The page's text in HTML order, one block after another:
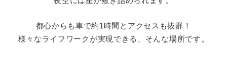
職員採用・人事
都心からも車で約1時間とアクセスも抜群！
様々なライフワークが実現できる、そんな場所です。